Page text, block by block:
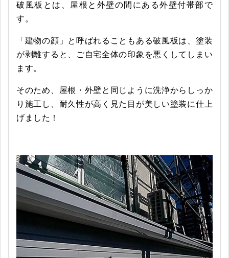
破風板とは、屋根と外壁の間にある外壁付帯部で
す。
「建物の顔」と呼ばれることもある破風板は、塗装
が剥離すると、ご自宅全体の印象を悪くしてしまい
ます。
そのため、屋根・外壁と同じように洗浄からしっか
り施工し、耐久性が高く見た目が美しい塗装に仕上
げました！